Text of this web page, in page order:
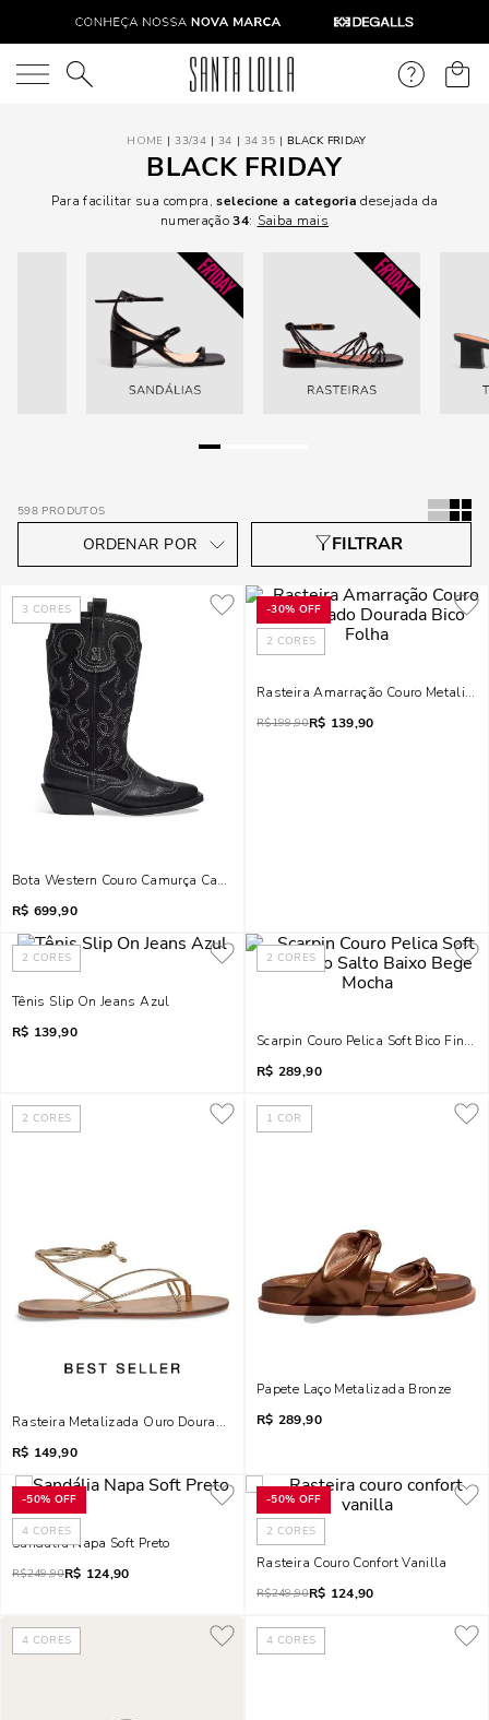
O que você está procurando?
33/34 34 34 35 BLACK FRIDAY
BLACK FRIDAY
Para facilitar sua compra,selecione a categoria desejada da
numeração34: Saiba mais
598 PRODUTOS
3 CORES
Bota Western Couro Camurça Cano Longo Preta
R$ 699,90
-30% OFF
2 CORES
Rasteira Amarração Couro
R$199,90R$ 139,90
2 CORES
Tênis Slip On Jeans Azul
R$ 139,90
2 CORES
Scarpin Couro Pelica Soft Bico Fino
R$ 289,90
2 CORES
Rasteira Metalizada Ouro Dourada Amarração
R$ 149,90
1 COR
Papete Laço Metalizada Bronze
R$ 289,90
-50% OFF
4 CORES
Sandália Napa Soft Preto
R$249,90R$ 124,90
-50% OFF
2 CORES
Rasteira Couro Confort Vanilla
R$249,90R$ 124,90
4 CORES 4 CORES